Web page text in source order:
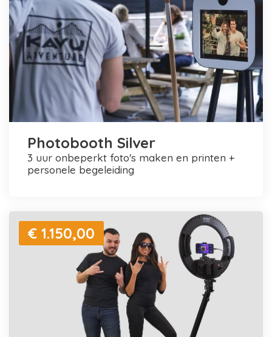
Photobooth Silver
3 uur onbeperkt foto's maken en printen +
personele begeleiding
€ 1.150,00